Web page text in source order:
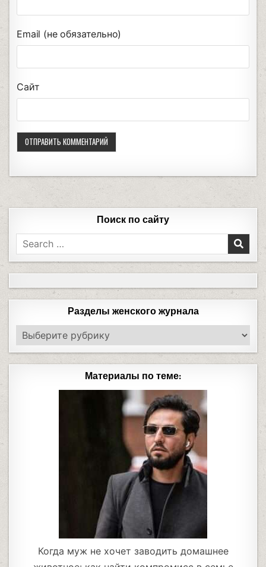
Email (не обязательно)
Сайт
Поиск по сайту
Разделы женского журнала
Материалы по теме:
Когда муж не хочет заводить домашнее